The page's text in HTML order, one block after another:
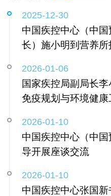
2025-12-30
中国疾控中心（中
长）施小明到营养
2026-01-06
国家疾控局副局长
免疫规划与环境健康
2026-01-10
中国疾控中心（中
导开展座谈交流
2026-01-10
中国疾控中心张国